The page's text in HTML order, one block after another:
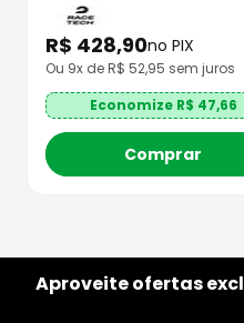
R$ 428,90no PIX
Ou 9x de R$ 52,95 sem juros
Economize R$ 47,66
Comprar
Aproveite ofertas